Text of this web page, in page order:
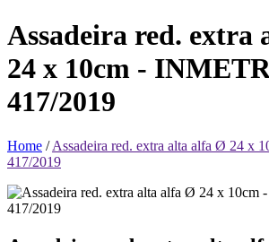
Assadeira red. extra
24 x 10cm -
417/2019
Home /Assadeira red. extra alta alfa Ø 24 x
417/2019